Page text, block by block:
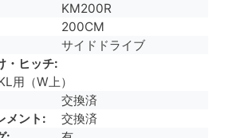
KM200R
200CM
サイドドライブ
・ヒッチ
用（W上）
交換済
メント
交換済